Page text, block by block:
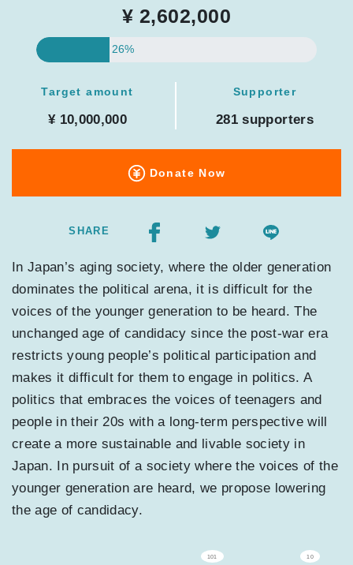
¥ 2,602,000
26%
Target amount
¥ 10,000,000
Supporter
281 supporters
Donate Now
SHARE
In Japan’s aging society, where the older generation
dominates the political arena, it is difficult for the
voices of the younger generation to be heard. The
unchanged age of candidacy since the post-war era
restricts young people’s political participation and
makes it difficult for them to engage in politics. A
politics that embraces the voices of teenagers and
people in their 20s with a long-term perspective will
create a more sustainable and livable society in
Japan. In pursuit of a society where the voices of the
younger generation are heard, we propose lowering
the age of candidacy.
101 10